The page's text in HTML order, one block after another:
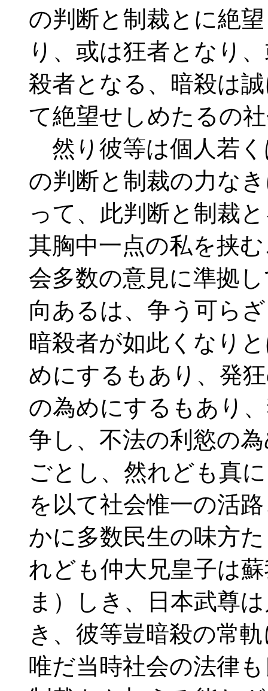
の判断と制裁とに絶
り、或は狂者となり
殺者となる、暗殺は
て絶望せしめたるの
然り彼等は個人若
の判断と制裁の力な
って、此判断と制裁
其胸中一点の私を挟
会多数の意見に準拠
向あるは、争う可ら
暗殺者が如此くなり
めにするもあり、発
の為めにするもあり
争し、不法の利慾の
ごとし、然れども真
を以て社会惟一の活
かに多数民生の味方
れども仲大兄皇子は
ま）しき、日本武尊
き、彼等豈暗殺の常
唯だ当時社会の法律